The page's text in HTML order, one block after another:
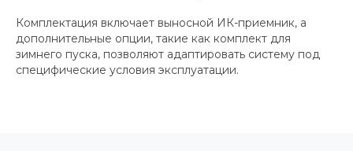
Комплектация включает выносной ИК-приемник, а
дополнительные опции, такие как комплект для
зимнего пуска, позволяют адаптировать систему под
специфические условия эксплуатации.